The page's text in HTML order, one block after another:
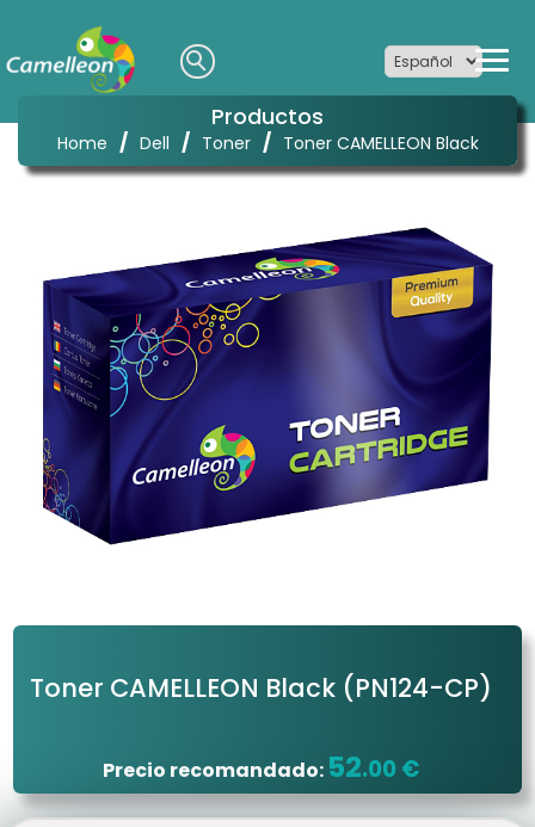
Productos
Home / Dell / Toner / Toner CAMELLEON Black
Toner CAMELLEON Black (PN124-CP)
Precio recomandado: 52.00 €